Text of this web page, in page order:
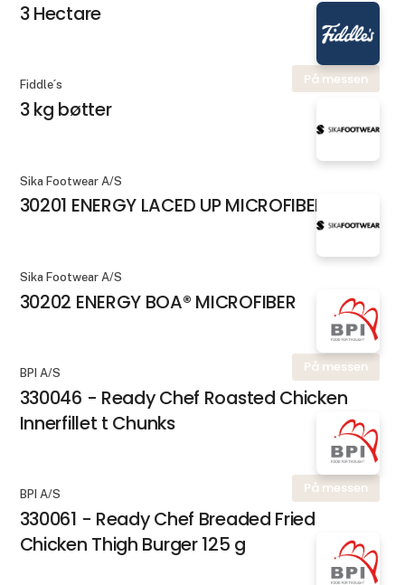
3 Hectare
På messen
Fiddle´s
3 kg bøtter
Sika Footwear A/S
30201 ENERGY LACED UP MICROFIBER
Sika Footwear A/S
30202 ENERGY BOA® MICROFIBER
På messen
BPI A/S
330046 - Ready Chef Roasted Chicken
Innerfillet t Chunks
På messen
BPI A/S
330061 - Ready Chef Breaded Fried
Chicken Thigh Burger 125 g